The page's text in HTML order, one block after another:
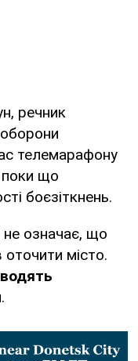
речник
телемарафону
поки що
боєзіткнень.
означає, що
оточити місто.